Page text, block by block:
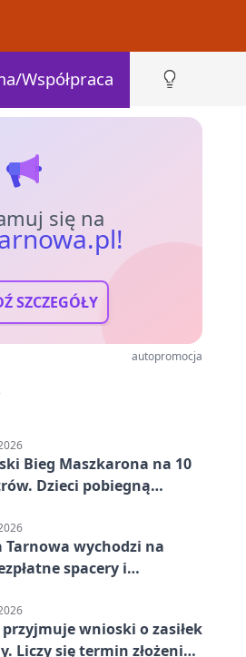
Współpraca
się na
SZCZEGÓŁY
autopromocja
Bieg Maszkarona na 10
Dzieci pobiegną
Tarnowa wychodzi na
spacery i
wnioski o zasiłek
Liczy się termin złożenia